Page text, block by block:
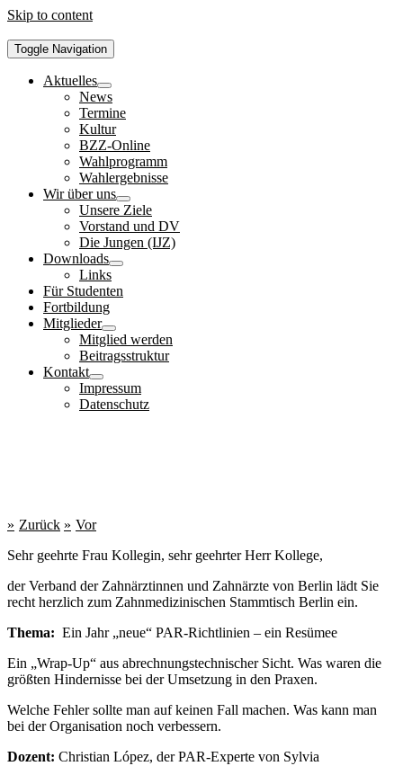
Skip to content
Toggle Navigation
Aktuelles
News
Termine
Kultur
BZZ-Online
Wahlprogramm
Wahlergebnisse
Wir über uns
Unsere Ziele
Vorstand und DV
Die Jungen (IJZ)
Downloads
Links
Für Studenten
Fortbildung
Mitglieder
Mitglied werden
Beitragsstruktur
Kontakt
Impressum
Datenschutz
Zurück
Vor
Sehr geehrte Frau Kollegin, sehr geehrter Herr Kollege,
der Verband der Zahnärztinnen und Zahnärzte von Berlin lädt Sie
recht herzlich zum Zahnmedizinischen Stammtisch Berlin ein.
Thema: Ein Jahr „neue“ PAR-Richtlinien – ein Resümee
Ein „Wrap-Up“ aus abrechnungstechnischer Sicht. Was waren die
größten Hindernisse bei der Umsetzung in den Praxen.
Welche Fehler sollte man auf keinen Fall machen. Was kann man
bei der Organisation noch verbessern.
Dozent: Christian López, der PAR-Experte von Sylvia